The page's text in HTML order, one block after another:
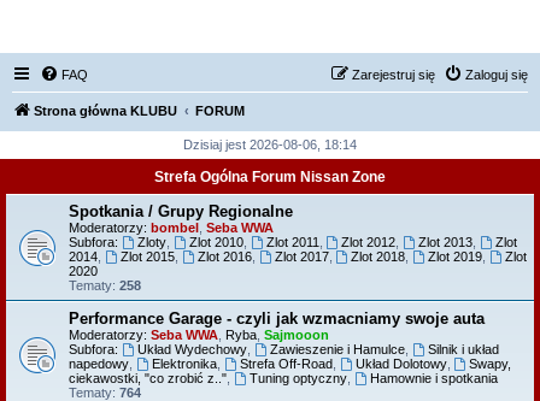
FAQ Zaloguj się
Zarejestruj się
Strona główna KLUBU FORUM
Dzisiaj jest 2026-08-06, 18:14
Strefa Ogólna Forum Nissan Zone
Spotkania / Grupy Regionalne
Moderatorzy: bombel Seba WWA
Subfora:
Zloty, Zlot 2010, Zlot 2011 Zlot 2012 Zlot 2013
Zlot
2014
Zlot 2015, Zlot 2016, Zlot 2017, Zlot 2018 Zlot 2019
Zlot
2020
Tematy: 258
Performance Garage - czyli jak wzmacniamy swoje auta
Moderatorzy: Seba WWA Ryba Sajmooon
Subfora:
Układ Wydechowy, Zawieszenie i Hamulce,
Silnik i układ
napedowy
Elektronika, Strefa Off-Road, Układ Dolotowy,
Swapy,
ciekawostki, "co zrobić z.."
Tuning optyczny,
Hamownie i spotkania
Tematy: 764